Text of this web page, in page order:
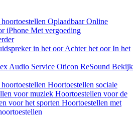
OplaadbaarOnline
iPhone Met vergoeding
in het oorAchter het oorIn het
Audio Service Oticon ReSound Bekijk
Hoortoestellen sociale
voor muziek Hoortoestellen voor de
voor het sporten Hoortoestellen met